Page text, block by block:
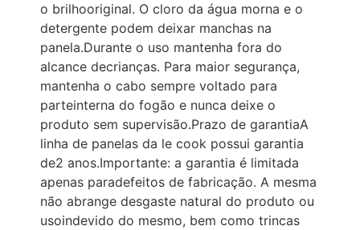
o brilhooriginal. O cloro da água morna e o
detergente podem deixar manchas na
panela.Durante o uso mantenha fora do
alcance decrianças. Para maior segurança,
mantenha o cabo sempre voltado para
parteinterna do fogão e nunca deixe o
produto sem supervisão.Prazo de garantiaA
linha de panelas da le cook possui garantia
de2 anos.Importante: a garantia é limitada
apenas paradefeitos de fabricação. A mesma
não abrange desgaste natural do produto ou
usoindevido do mesmo, bem como trincas